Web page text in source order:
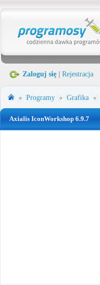
Zaloguj się Rejestracja
Programy Grafika
Axialis IconWorkshop 6.9.7